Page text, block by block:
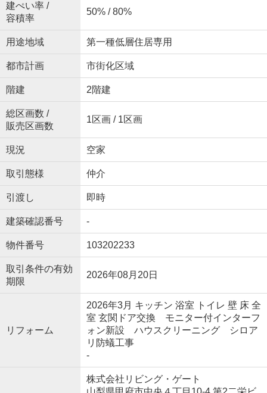
建ぺい率 /
容積率
50% / 80%
用途地域 第一種低層住居専用
都市計画 市街化区域
階建 2階建
総区画数 /
販売区画数
1区画 / 1区画
現況 空家
取引態様 仲介
引渡し 即時
建築確認番号 -
物件番号 103202233
取引条件の有効
期限
2026年08月20日
リフォーム
2026年3月 キッチン 浴室 トイレ 壁 床 全
室 玄関ドア交換 モニター付インターフ
ォン新設 ハウスクリーニング シロア
リ防蟻工事
-
株式会社リビング・ゲート